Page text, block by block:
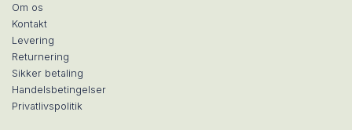
Om os
Kontakt
Levering
Returnering
Sikker betaling
Handelsbetingelser
Privatlivspolitik